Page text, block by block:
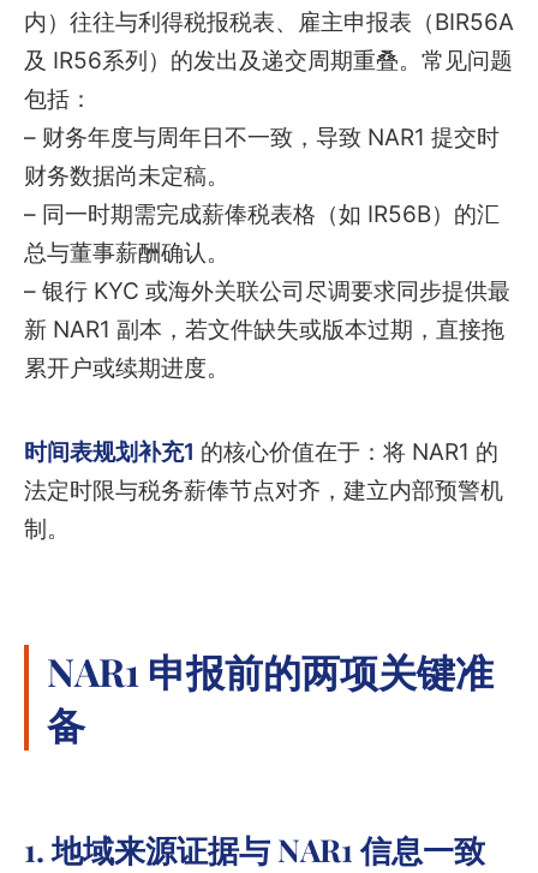
内）往往与利得税报税表、雇主申报表（BIR56A
及 IR56系列）的发出及递交周期重叠。常见问题
包括：
– 财务年度与周年日不一致，导致 NAR1 提交时
财务数据尚未定稿。
– 同一时期需完成薪俸税表格（如 IR56B）的汇
总与董事薪酬确认。
– 银行 KYC 或海外关联公司尽调要求同步提供最
新 NAR1 副本，若文件缺失或版本过期，直接拖
累开户或续期进度。
时间表规划补充1 的核心价值在于：将 NAR1 的
法定时限与税务薪俸节点对齐，建立内部预警机
制。
NAR1 申报前的两项关键准
备
1. 地域来源证据与 NAR1 信息一致